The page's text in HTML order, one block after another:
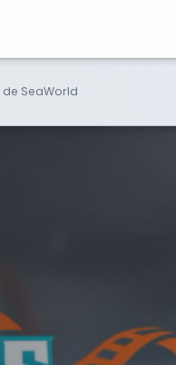
SeaWorld